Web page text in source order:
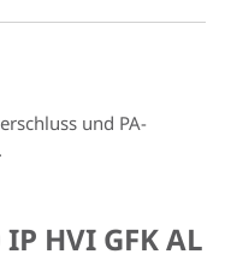
und PA-
HVI GFK AL